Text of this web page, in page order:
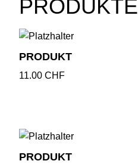
PRODUKTE
PRODUKT
11.00 CHF
PRODUKT